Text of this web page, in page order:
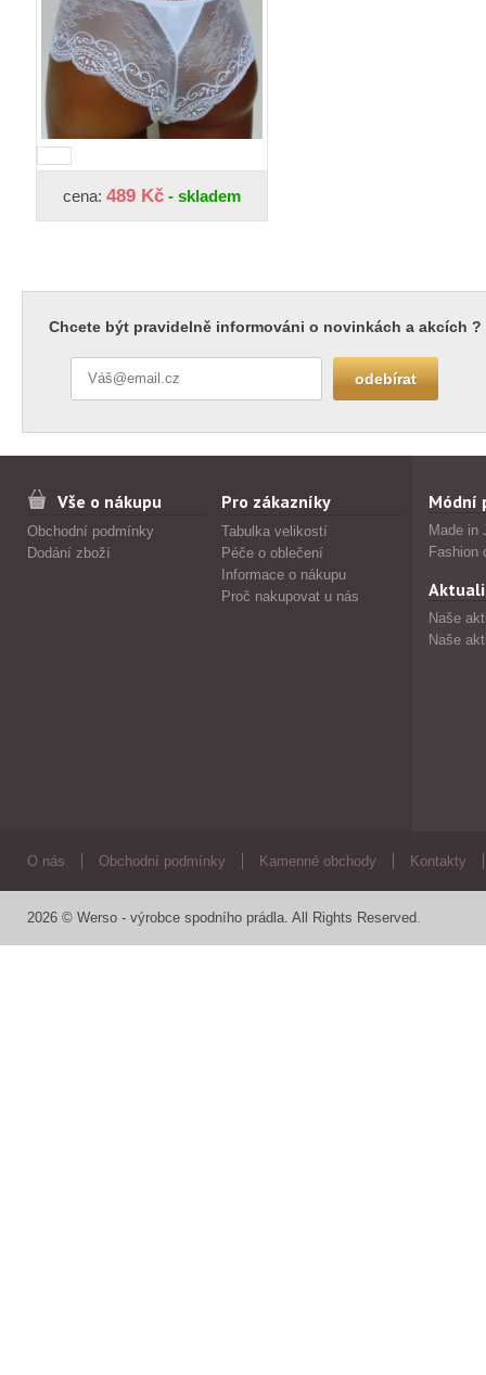
cena: 489 Kč - skladem
Chcete být pravidelně informováni o novinkách a akcích ?
Vše o nákupu
Obchodní podmínky
Dodání zboží
Pro zákazníky
Tabulka velikostí
Péče o oblečení
Informace o nákupu
Proč nakupovat u nás
Módní
Made in
Fashion
Naše
Naše
O nás Obchodní podmínky Kamenné obchody Kontakty
2026 © Werso - výrobce spodního prádla. All Rights Reserved.